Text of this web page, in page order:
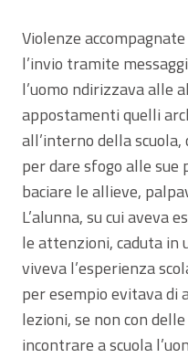
Violenze
l’invio tramite
l’uomo ndirizzava alle
appostamenti quelli
all’interno della scuola,
per dare sfogo alle sue
baciare le allieve,
L’alunna, su cui aveva
le attenzioni, caduta in
viveva l’esperienza
per esempio evitava di
lezioni, se non con
incontrare a scuola